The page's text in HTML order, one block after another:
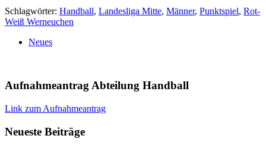
Schlagwörter: Handball, Landesliga Mitte, Männer, Punktspiel, Rot-
Weiß Werneuchen
Neues
Aufnahmeantrag Abteilung Handball
Link zum Aufnahmeantrag
Neueste Beiträge